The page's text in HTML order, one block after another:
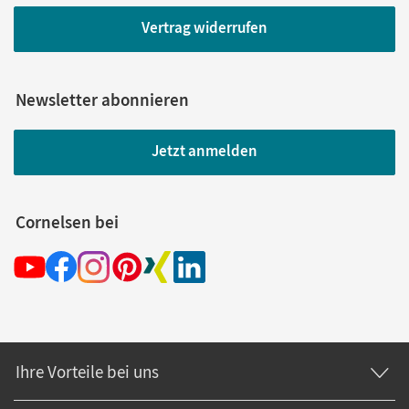
Vertrag widerrufen
Newsletter abonnieren
Jetzt anmelden
Cornelsen bei
Ihre Vorteile bei uns